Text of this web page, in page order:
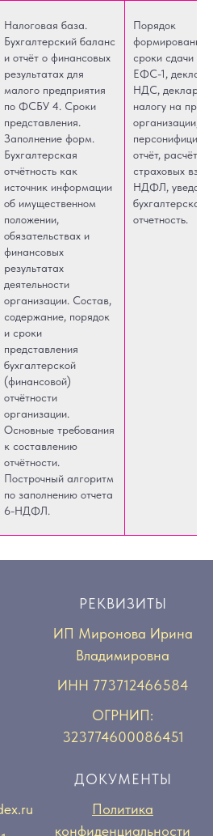
Налоговая база.
Бухгалтерский баланс
и отчёт о финансовых
результатах для
малого предприятия
по ФСБУ 4. Сроки
представления.
Заполнение форм.
Бухгалтерская
отчётность как
источник информации
об имущественном
положении,
обязательствах и
финансовых
результатах
деятельности
организации. Состав,
содержание, порядок
и сроки
представления
бухгалтерской
(финансовой)
отчётности
организации.
Основные требования
к составлению
отчётности.
Построчный алгоритм
по заполнению отчета
6-НДФЛ.
Порядок
формирования
сроки сдачи
ЕФС-1,
НДС,
налогу на
организации,
отчёт, расчёт по
страховых
НДФЛ,
бухгалтерская
отчетность.
РЕКВИЗИТЫ
ИП Миронова Ирина
Владимировна
ИНН 773712466584
ОГРНИП:
323774600086451
ДОКУМЕНТЫ
Политика
конфиденциальности